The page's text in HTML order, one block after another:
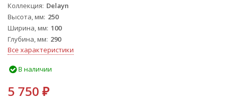
Коллекция Delayn
Высота, мм 250
Ширина, мм 100
Глубина, мм 290
Все характеристики
В наличии
5 750 ₽